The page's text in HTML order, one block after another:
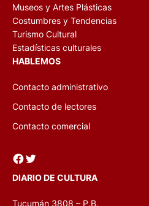
Museos y Artes Plásticas
Costumbres y Tendencias
Turismo Cultural
Estadísticas culturales
HABLEMOS
Contacto administrativo
Contacto de lectores
Contacto comercial
Facebook Twitter
DIARIO DE CULTURA
Tucumán 3808 – P.B.